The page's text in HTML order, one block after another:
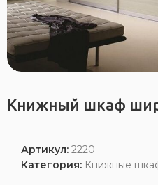
Книжный шкаф
Артикул:2220
Категория: Книжные